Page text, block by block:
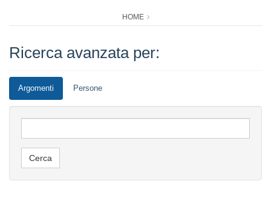
HOME
Ricerca avanzata per:
Argomenti Persone